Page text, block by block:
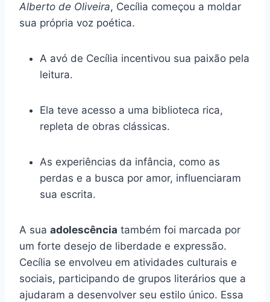
Alberto de Oliveira, Cecília começou a moldar
sua própria voz poética.
A avó de Cecília incentivou sua paixão pela
leitura.
Ela teve acesso a uma biblioteca rica,
repleta de obras clássicas.
As experiências da infância, como as
perdas e a busca por amor, influenciaram
sua escrita.
A sua adolescência também foi marcada por
um forte desejo de liberdade e expressão.
Cecília se envolveu em atividades culturais e
sociais, participando de grupos literários que a
ajudaram a desenvolver seu estilo único. Essa